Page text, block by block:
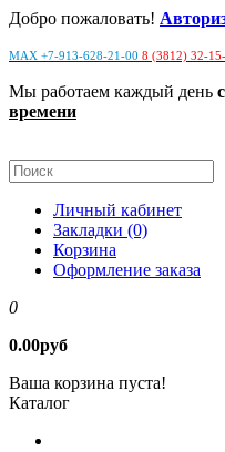
Добро пожаловать!
MAX +7-913-628-21-00 8 (3812) 32-
Мы работаем каждый день
времени
Личный кабинет
Закладки (0)
Корзина
Оформление заказа
0
0.00руб
Ваша корзина пуста!
Каталог